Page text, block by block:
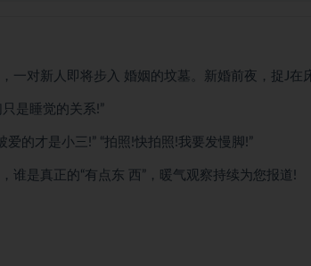
一对新人即将步入 婚姻的坟墓。新婚前夜，捉J在
是睡觉的关系!”
的才是小三!” “拍照!快拍照!我要发慢脚!”
谁是真正的“有点东 西”，暖气观察持续为您报道!